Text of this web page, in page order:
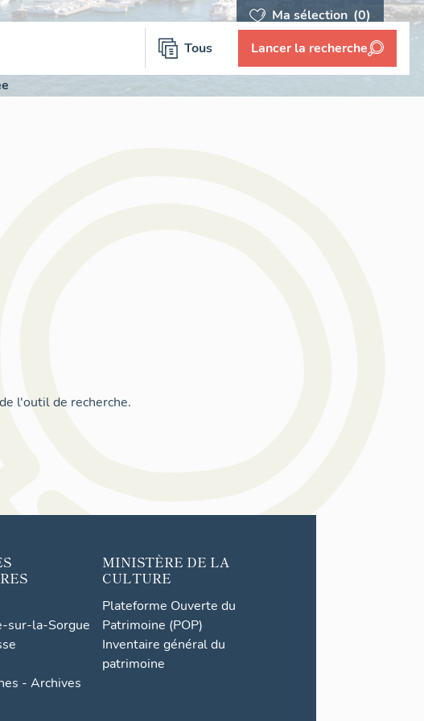
Ma sélection (0)
Tous Lancer la recherche
l'outil de recherche.
sur-la-Sorgue
- Archives
MINISTÈRE DE LA
CULTURE
Plateforme Ouverte du
Patrimoine (POP)
Inventaire général du
patrimoine